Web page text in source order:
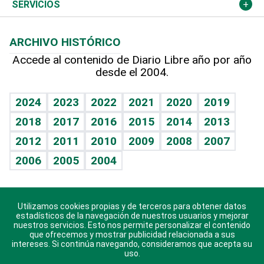
Hablando con el pediatra
Vida y familia
Eñe
Celebrando la vida
Sin complejos
En pocas palabras
Escuchando al corazón
Economía Personal
Más deportes
TBT Deportivo
Columnistas
Más firmas
Cambio climático
Opinión
Hecho en casa
Guía del dinero
SERVICIOS
Cumpleaños
Horóscopos
Crucigramas
ARCHIVO HISTÓRICO
Accede al contenido de Diario Libre año por año
desde el 2004.
2024 2023 2022 2021 2020
2019
2018
2017 2016 2015 2014
2013
2012
2011 2010 2009 2008
2007
2006
2005 2004
Descarga nuestras aplicaciones para Android, iOS y
sistema Huawei.
Utilizamos cookies propias y de terceros para obtener datos
estadísticos de la navegación de nuestros usuarios y mejorar
nuestros servicios. Esto nos permite personalizar el contenido
que ofrecemos y mostrar publicidad relacionada a sus
intereses. Si continúa navegando, consideramos que acepta su
uso.